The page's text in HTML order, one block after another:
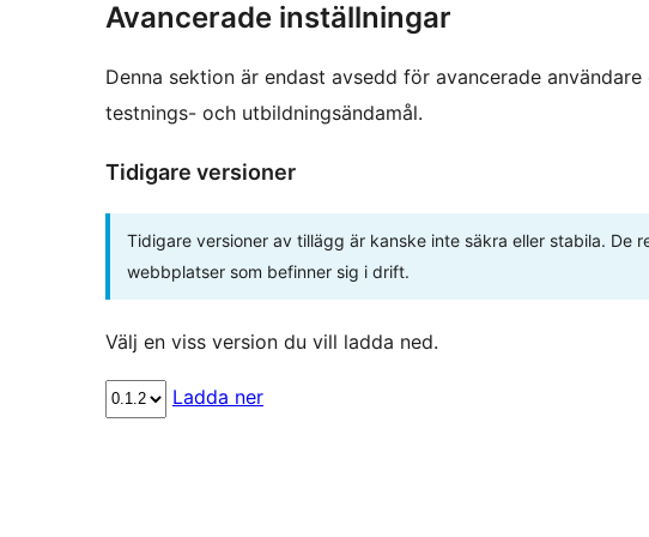
Avancerade inställningar
Denna sektion är endast avsedd för avancerade
testnings- och utbildningsändamål.
Tidigare versioner
Tidigare versioner av tillägg är kanske inte säkra eller stabila. De
webbplatser som befinner sig i drift.
Välj en viss version du vill ladda ned.
Ladda ner